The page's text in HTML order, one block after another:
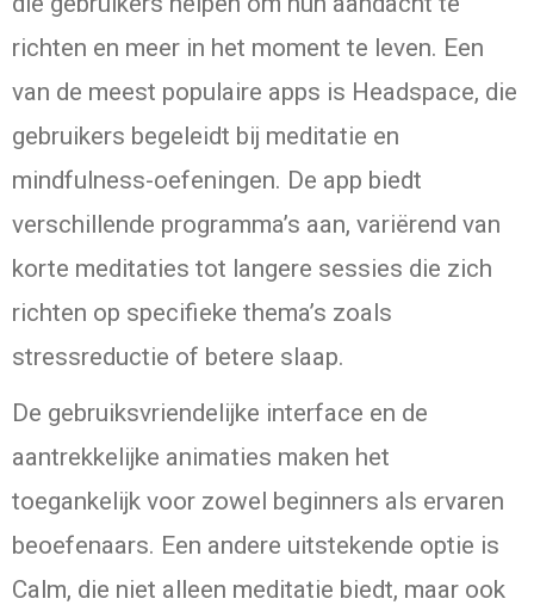
richten en meer in het moment te leven. Een
van de meest populaire apps is Headspace, die
gebruikers begeleidt bij meditatie en
mindfulness-oefeningen. De app biedt
verschillende programma’s aan, variërend van
korte meditaties tot langere sessies die zich
richten op specifieke thema’s zoals
stressreductie of betere slaap.
De gebruiksvriendelijke interface en de
aantrekkelijke animaties maken het
toegankelijk voor zowel beginners als ervaren
beoefenaars. Een andere uitstekende optie is
Calm, die niet alleen meditatie biedt, maar ook